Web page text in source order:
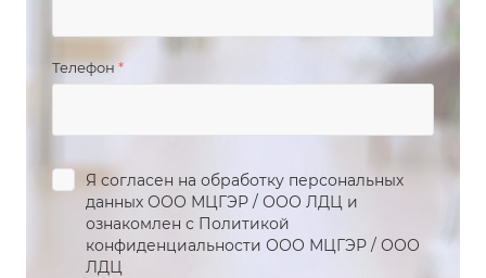
Телефон*
Я согласен на обработку персональных
данных ООО МЦГЭР / ООО ЛДЦ и
ознакомлен с Политикой
конфиденциальности ООО МЦГЭР / ООО
ЛДЦ